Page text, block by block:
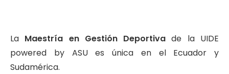
La Maestría en Gestión Deportiva de la UIDE
powered by ASU es única en el Ecuador y
Sudamérica.